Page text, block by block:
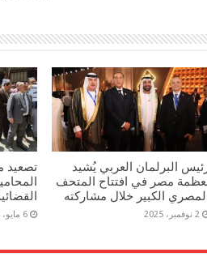
البرلمان العربي يُشيد
مصر في افتتاح المتحف
الكبير خلال مشاركته
2 نوفمبر، 2025
تصعيد
6 مايو، 2025